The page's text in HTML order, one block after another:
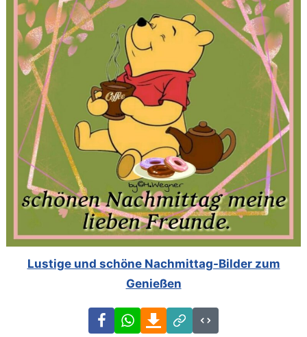
Lustige und schöne Nachmittag-Bilder zum
Genießen
FacebookWhatsAppDownload
Link
Code